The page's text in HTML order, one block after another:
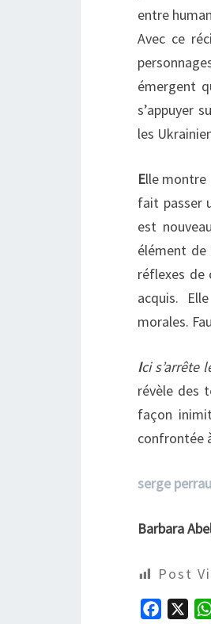
entre
Avec ce
émergent
s’appuyer
les
Elle montre
fait passer
est
élément de
réflexes de
acquis.
morales.
Ici s’arrête
révèle des
façon
confrontée
serge
Barbara
Post